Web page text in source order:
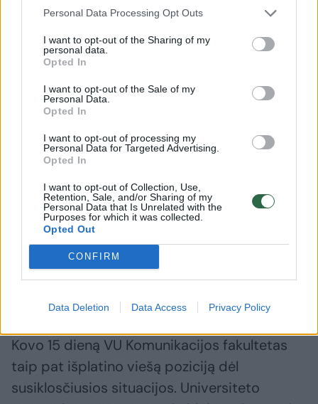
Personal Data Processing Opt Outs
I want to opt-out of the Sharing of my
personal data.
Opted In
I want to opt-out of the Sale of my
Personal Data.
Opted In
I want to opt-out of processing my
Personal Data for Targeted Advertising.
Opted In
I want to opt-out of Collection, Use,
Retention, Sale, and/or Sharing of my
Personal Data that Is Unrelated with the
Purposes for which it was collected.
Opted Out
CONFIRM
Data Deletion Data Access Privacy Policy
universitetą: kaltina M.
Garbačiauskaitę-Budrienę
mobingu dėstytojos atžvilgiu
LRT:
LRT vadovė, komentuodama susiklosčiusią
situaciją, teigė, kad LŽS valdybos sprendimą
vertina kaip dalyvavimą artėjančių LRT
generalinio direktoriaus rinkimų kampanijoje.
„Ir dabar pasirašyčiau po kiekvienu žodžiu,
kurį išsakiau komiteto posėdžiuose“, – ELTAI
atsiųstame komentare akcentavo ji.
Kovo 15 dieną VU Komunikacijos fakultetas
taip pat išplatino viešą poziciją dėl
susiklosčiusios situacijos. Universiteto